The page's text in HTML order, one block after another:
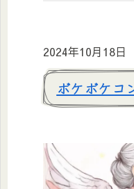
2024年10月18日
ボケボケコ